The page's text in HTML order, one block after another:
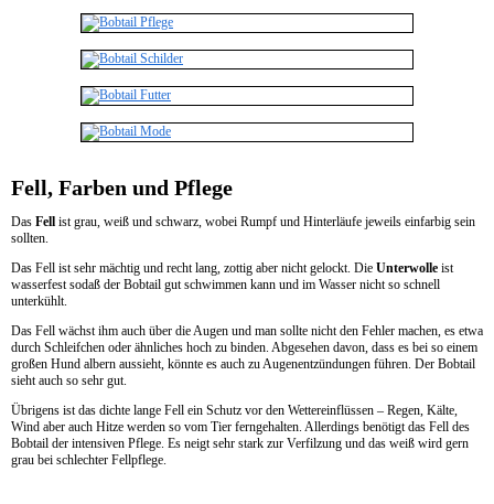
Fell, Farben und Pflege
Das Fell ist grau, weiß und schwarz, wobei Rumpf und Hinterläufe jeweils einfarbig sein
sollten.
Das Fell ist sehr mächtig und recht lang, zottig aber nicht gelockt. Die Unterwolle ist
wasserfest sodaß der Bobtail gut schwimmen kann und im Wasser nicht so schnell
unterkühlt.
Das Fell wächst ihm auch über die Augen und man sollte nicht den Fehler machen, es etwa
durch Schleifchen oder ähnliches hoch zu binden. Abgesehen davon, dass es bei so einem
großen Hund albern aussieht, könnte es auch zu Augenentzündungen führen. Der Bobtail
sieht auch so sehr gut.
Übrigens ist das dichte lange Fell ein Schutz vor den Wettereinflüssen – Regen, Kälte,
Wind aber auch Hitze werden so vom Tier ferngehalten. Allerdings benötigt das Fell des
Bobtail der intensiven Pflege. Es neigt sehr stark zur Verfilzung und das weiß wird gern
grau bei schlechter Fellpflege.